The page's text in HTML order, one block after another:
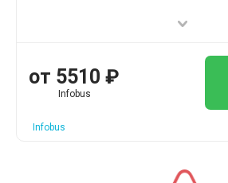
от 5510 ₽
Infobus
Infobus